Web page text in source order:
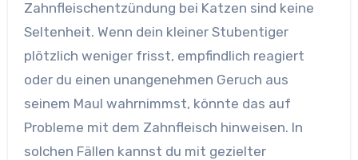
Zahnfleischentzündung bei Katzen sind keine
Seltenheit. Wenn dein kleiner Stubentiger
plötzlich weniger frisst, empfindlich reagiert
oder du einen unangenehmen Geruch aus
seinem Maul wahrnimmst, könnte das auf
Probleme mit dem Zahnfleisch hinweisen. In
solchen Fällen kannst du mit gezielter